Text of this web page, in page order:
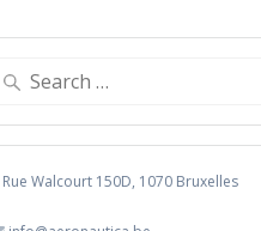
Search
Rue Walcourt 150D, 1070 Bruxelles